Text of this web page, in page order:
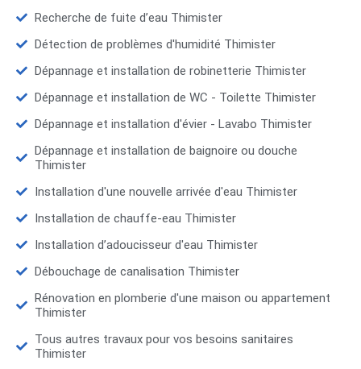
Recherche de fuite d’eau Thimister
Détection de problèmes d'humidité Thimister
Dépannage et installation de robinetterie Thimister
Dépannage et installation de WC - Toilette Thimister
Dépannage et installation d'évier - Lavabo Thimister
Dépannage et installation de baignoire ou douche
Thimister
Installation d'une nouvelle arrivée d'eau Thimister
Installation de chauffe-eau Thimister
Installation d’adoucisseur d'eau Thimister
Débouchage de canalisation Thimister
Rénovation en plomberie d'une maison ou appartement
Thimister
Tous autres travaux pour vos besoins sanitaires
Thimister